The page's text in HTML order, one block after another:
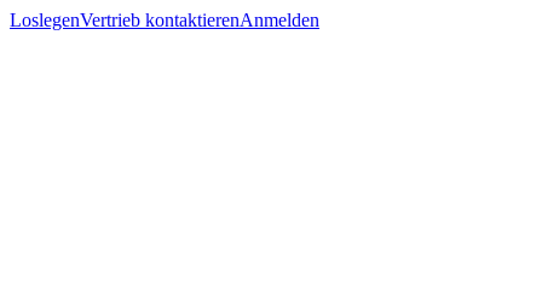
LoslegenVertrieb kontaktierenAnmelden